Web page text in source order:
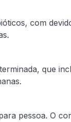
com
que
pessoa. O